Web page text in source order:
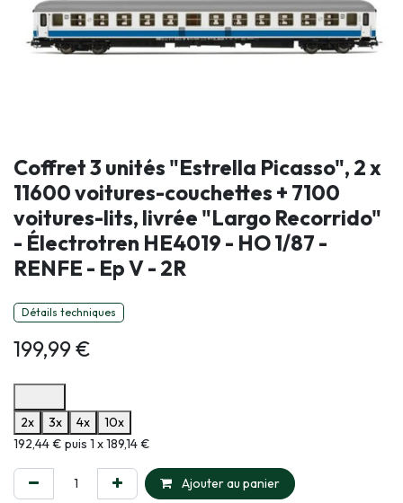
Coffret 3 unités "Estrella Picasso", 2 x
11600 voitures-couchettes + 7100
voitures-lits, livrée "Largo Recorrido"
- Électrotren HE4019 - HO 1/87 -
RENFE - Ep V - 2R
Détails techniques
199,99€
2x
3x 4x
10x
Informations sur le plan de paiement sélectionné
192,44 € puis 1 x 189,14 €
Ajouter au panier